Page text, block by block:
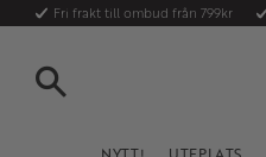
Fri frakt till ombud från 799kr